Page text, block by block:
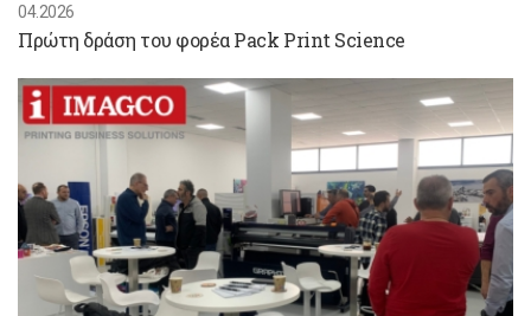
04.2026
Πρώτη δράση του φορέα Pack Print Science